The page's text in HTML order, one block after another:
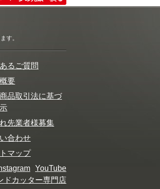
す。
るご質問
要
品取引法に基づ
先業者様募集
合わせ
マップ
YouTube
ドカッター専門店